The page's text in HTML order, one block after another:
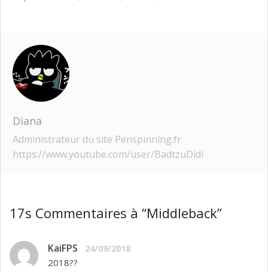
Diana
Administrateur du site Penspinning.fr
https://www.youtube.com/user/BadtzuDidi
17s Commentaires à “Middleback”
KaiFPS 24/09/2018
2018??